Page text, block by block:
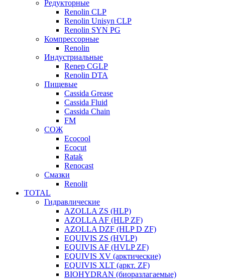
Редукторные
Renolin CLP
Renolin Unisyn CLP
Renolin SYN PG
Компрессорные
Renolin
Индустриальные
Renep CGLP
Renolin DTA
Пищевые
Cassida Grease
Cassida Fluid
Cassida Chain
FM
СОЖ
Ecocool
Ecocut
Ratak
Renocast
Смазки
Renolit
TOTAL
Гидравлические
AZOLLA ZS (HLP)
AZOLLA AF (HLP ZF)
AZOLLA DZF (HLP D ZF)
EQUIVIS ZS (HVLP)
EQUIVIS AF (HVLP ZF)
EQUIVIS XV (арктические)
EQUIVIS XLT (аркт. ZF)
BIOHYDRAN (биоразлагаемые)